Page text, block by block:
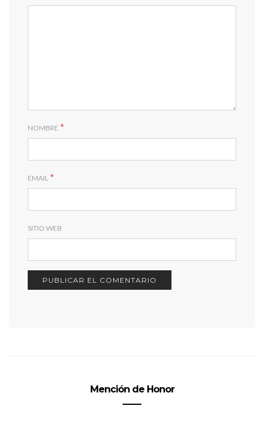
NOMBRE *
EMAIL *
SITIO WEB
Mención de Honor